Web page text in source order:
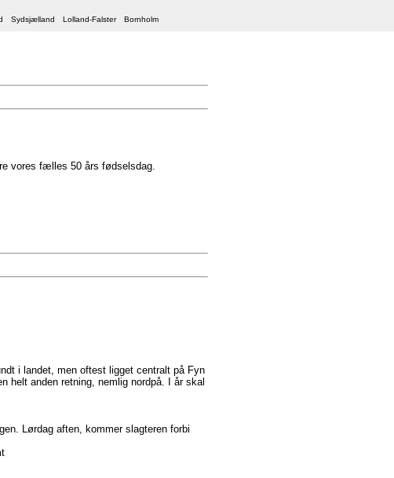
Sydsjælland Lolland-Falster Bornholm
vores fælles 50 års fødselsdag.
i landet, men oftest ligget centralt på Fyn
helt anden retning, nemlig nordpå. I år skal
Lørdag aften, kommer slagteren forbi